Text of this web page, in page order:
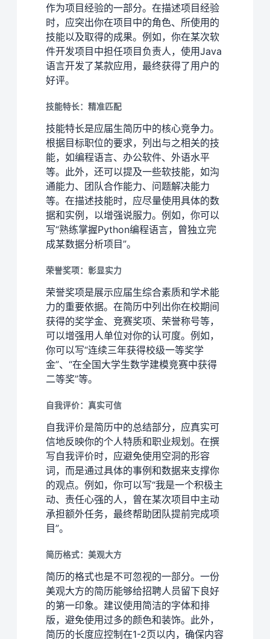
作为项目经验的一部分。在描述项目经验
时，应突出你在项目中的角色、所使用的
技能以及取得的成果。例如，你在某次软
件开发项目中担任项目负责人，使用Java
语言开发了某款应用，最终获得了用户的
好评。
技能特长：精准匹配
技能特长是应届生简历中的核心竞争力。
根据目标职位的要求，列出与之相关的技
能，如编程语言、办公软件、外语水平
等。此外，还可以提及一些软技能，如沟
通能力、团队合作能力、问题解决能力
等。在描述技能时，应尽量使用具体的数
据和实例，以增强说服力。例如，你可以
写“熟练掌握Python编程语言，曾独立完
成某数据分析项目”。
荣誉奖项：彰显实力
荣誉奖项是展示应届生综合素质和学术能
力的重要依据。在简历中列出你在校期间
获得的奖学金、竞赛奖项、荣誉称号等，
可以增强用人单位对你的认可度。例如，
你可以写“连续三年获得校级一等奖学
金”、“在全国大学生数学建模竞赛中获得
二等奖”等。
自我评价：真实可信
自我评价是简历中的总结部分，应真实可
信地反映你的个人特质和职业规划。在撰
写自我评价时，应避免使用空洞的形容
词，而是通过具体的事例和数据来支撑你
的观点。例如，你可以写“我是一个积极主
动、责任心强的人，曾在某次项目中主动
承担额外任务，最终帮助团队提前完成项
目”。
简历格式：美观大方
简历的格式也是不可忽视的一部分。一份
美观大方的简历能够给招聘人员留下良好
的第一印象。建议使用简洁的字体和排
版，避免使用过多的颜色和装饰。此外，
简历的长度应控制在1-2页以内，确保内容